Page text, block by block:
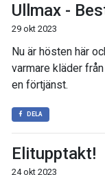
Ullmax -
29 okt 2023
Nu är hösten här
varmare kläder
en förtjänst.
DELA
Elitupptakt!
24 okt 2023